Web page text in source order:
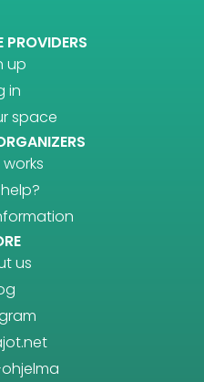
PROVIDERS
up
in
space
us